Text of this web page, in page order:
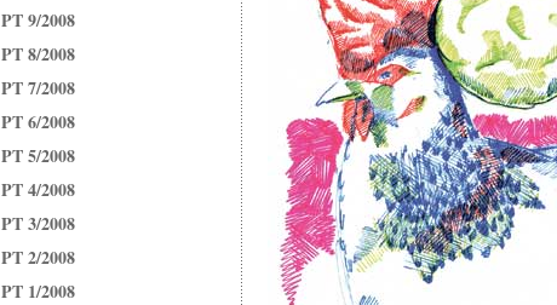
PT 9/2008
PT 8/2008
PT 7/2008
PT 6/2008
PT 5/2008
PT 4/2008
PT 3/2008
PT 2/2008
PT 1/2008